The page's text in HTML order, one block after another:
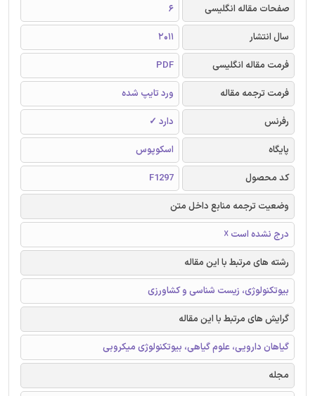
صفحات مقاله انگلیسی
6
سال انتشار
2011
فرمت مقاله انگلیسی
PDF
فرمت ترجمه مقاله
ورد تایپ شده
رفرنس
دارد ✓
پایگاه
اسکوپوس
کد محصول
F1297
وضعیت ترجمه منابع داخل متن
درج نشده است ☓
رشته های مرتبط با این مقاله
بیوتکنولوژی، زیست شناسی و کشاورزی
گرایش های مرتبط با این مقاله
گیاهان دارویی، علوم گیاهی، بیوتکنولوژی میکروبی
مجله